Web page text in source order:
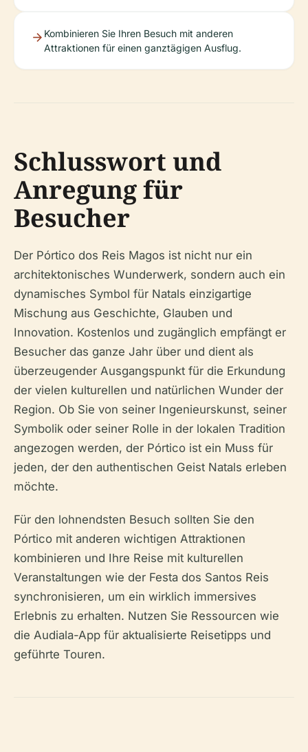
Kombinieren Sie Ihren Besuch mit anderen
Attraktionen für einen ganztägigen Ausflug.
Schlusswort und
Anregung für
Besucher
Der Pórtico dos Reis Magos ist nicht nur ein
architektonisches Wunderwerk, sondern auch ein
dynamisches Symbol für Natals einzigartige
Mischung aus Geschichte, Glauben und
Innovation. Kostenlos und zugänglich empfängt er
Besucher das ganze Jahr über und dient als
überzeugender Ausgangspunkt für die Erkundung
der vielen kulturellen und natürlichen Wunder der
Region. Ob Sie von seiner Ingenieurskunst, seiner
Symbolik oder seiner Rolle in der lokalen Tradition
angezogen werden, der Pórtico ist ein Muss für
jeden, der den authentischen Geist Natals erleben
möchte.
Für den lohnendsten Besuch sollten Sie den
Pórtico mit anderen wichtigen Attraktionen
kombinieren und Ihre Reise mit kulturellen
Veranstaltungen wie der Festa dos Santos Reis
synchronisieren, um ein wirklich immersives
Erlebnis zu erhalten. Nutzen Sie Ressourcen wie
die Audiala-App für aktualisierte Reisetipps und
geführte Touren.